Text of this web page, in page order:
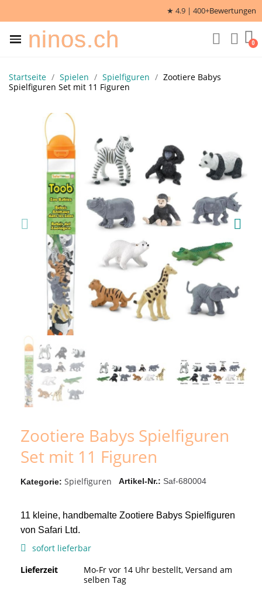
★ 4.9 | 400+Bewertungen
ninos.ch
Startseite Spielen Spielfiguren
Zootiere Babys
Spielfiguren Set mit 11 Figuren
Zootiere Babys Spielfiguren
Set mit 11 Figuren
Kategorie Spielfiguren Artikel-Nr. Saf-680004
11 kleine, handbemalte Zootiere Babys Spielfiguren
von Safari Ltd.
sofort lieferbar
Lieferzeit
Mo-Fr vor 14 Uhr bestellt, Versand am
selben Tag